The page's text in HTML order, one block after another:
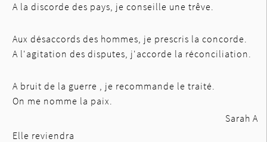
A la discorde des pays, je conseille une trêve.
Aux désaccords des hommes, je prescris la concorde.
A l'agitation des disputes, j'accorde la réconciliation.
A bruit de la guerre , je recommande le traité.
On me nomme la paix.
Sarah A
Elle reviendra